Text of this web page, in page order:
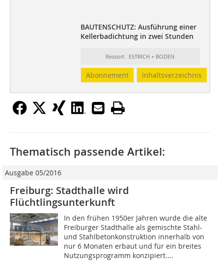
BAUTENSCHUTZ: Ausführung einer
Kellerbadichtung in zwei Stunden
Ressort: ESTRICH + BODEN
Abonnement Inhaltsverzeichnis
Thematisch passende Artikel:
Ausgabe 05/2016
Freiburg: Stadthalle wird
Flüchtlingsunterkunft
In den frühen 1950er Jahren wurde die alte
Freiburger Stadthalle als gemischte Stahl-
und Stahlbetonkonstruktion innerhalb von
nur 6 Monaten erbaut und für ein breites
Nutzungsprogramm konzipiert....